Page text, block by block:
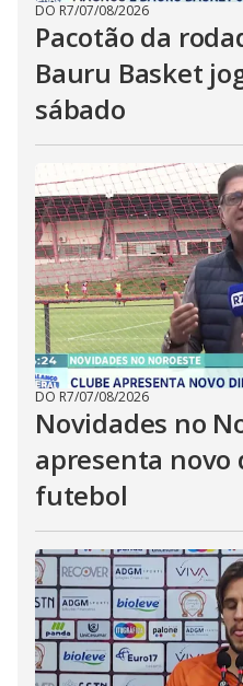
DO R7/07/08/2026
Pacotão da
Bauru Basket
sábado
DO R7/07/08/2026
Novidades no
apresenta novo
futebol